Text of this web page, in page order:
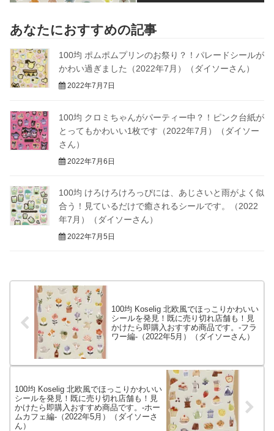
あなたにおすすめの記事
100均 ポムポムプリンのお祭り？！パレードシールが
かわい過ぎました（2022年7月）（ダイソーさん）
2022年7月7日
100均 クロミちゃんがパーティー中？！ピンク台紙が
とってもかわいい1枚です（2022年7月）（ダイソー
さん）
2022年7月6日
100均 けろけろけろっぴには、あじさいと雨がよく似
合う！見ているだけで癒されるシールです。（2022
年7月）（ダイソーさん）
2022年7月5日
100均 Koselig 北欧風でほっこりかわいい
シールを発見！既に売り切れ店舗も！見
かけたら即購入おすすめ商品です。-フラ
ワー編-（2022年5月）（ダイソーさん）
100均 Koselig 北欧風でほっこりかわいい
シールを発見！既に売り切れ店舗も！見
かけたら即購入おすすめ商品です。-ホー
ムカフェ編-（2022年5月）（ダイソーさ
ん）